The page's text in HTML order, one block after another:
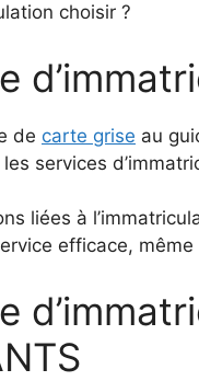
choisir ?
de carte grise au
services
liées à
efficace,